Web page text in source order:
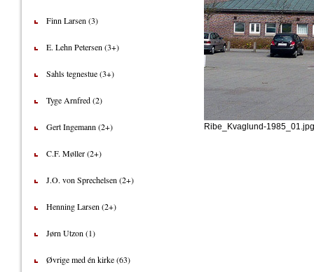
Finn Larsen (3)
E. Lehn Petersen (3+)
Sahls tegnestue (3+)
Tyge Arnfred (2)
Gert Ingemann (2+)
C.F. Møller (2+)
J.O. von Sprechelsen (2+)
Henning Larsen (2+)
Jørn Utzon (1)
Øvrige med én kirke (63)
Ribe_Kvaglund-1985_01.jpg